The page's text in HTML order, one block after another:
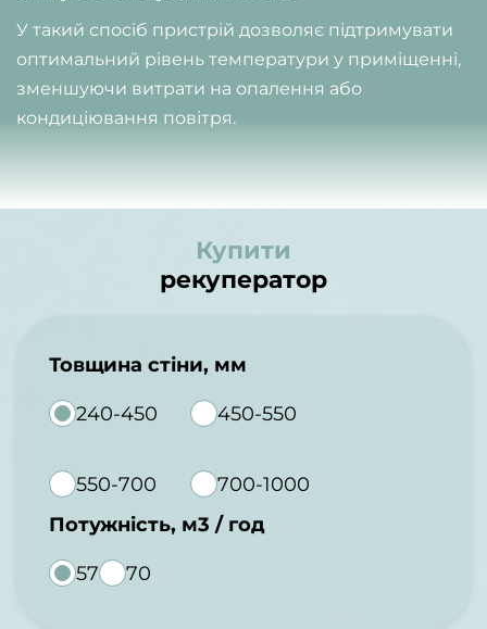
У такий спосіб пристрій дозволяє підтримувати
оптимальний рівень температури у приміщенні,
зменшуючи витрати на опалення або
кондиціювання повітря.
Купити
рекуператор
Товщина стіни, мм
240-450 450-550
550-700
700-1000
Потужність, м3 / год
57 70